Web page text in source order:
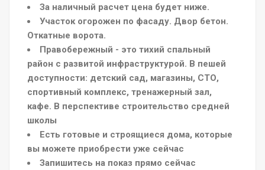
За наличный расчет цена будет ниже.
Участок огорожен по фасаду. Двор бетон.
Откатные ворота.
Правобережный - это тихий спальный
район с развитой инфраструктурой. В пешей
доступности: детский сад, магазины, СТО,
спортивный комплекс, тренажерный зал,
кафе. В перспективе строительство средней
школы
Есть готовые и строящиеся дома, которые
вы можете приобрести уже сейчас
Запишитесь на показ прямо сейчас